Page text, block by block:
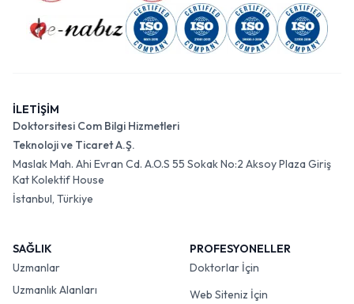
İLETİŞİM
Doktorsitesi Com Bilgi Hizmetleri
Teknoloji ve Ticaret A.Ş.
Maslak Mah. Ahi Evran Cd. A.O.S 55 Sokak No:2 Aksoy Plaza Giriş
Kat Kolektif House
İstanbul, Türkiye
SAĞLIK
Uzmanlar
Uzmanlık Alanları
PROFESYONELLER
Doktorlar İçin
Web Siteniz İçin